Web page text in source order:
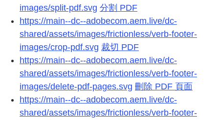
images/split-pdf.svg 分割 PDF
https://main--dc--adobecom.aem.live/dc-
shared/assets/images/frictionless/verb-footer-
images/crop-pdf.svg 裁切 PDF
https://main--dc--adobecom.aem.live/dc-
shared/assets/images/frictionless/verb-footer-
images/delete-pdf-pages.svg 刪除 PDF 頁面
https://main--dc--adobecom.aem.live/dc-
shared/assets/images/frictionless/verb-footer-